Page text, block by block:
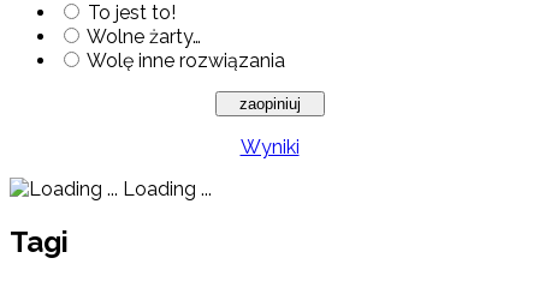
To jest to!
Wolne żarty…
Wolę inne rozwiązania
Wyniki
Loading ...
Tagi